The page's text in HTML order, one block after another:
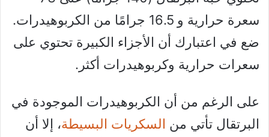
سعرة حرارية و 16.5 جرامًا من الكربوهيدرات.
ضع في اعتبارك أن الأجزاء الكبيرة تحتوي على
سعرات حرارية وكربوهيدرات أكثر.
على الرغم من أن الكربوهيدرات الموجودة في
البرتقال تأتي من السكريات البسيطة، إلا أن